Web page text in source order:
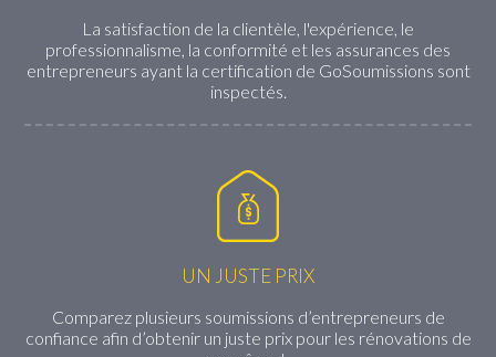
La satisfaction de la clientèle, l'expérience, le
professionnalisme, la conformité et les assurances des
entrepreneurs ayant la certification de GoSoumissions sont
inspectés.
UN JUSTE PRIX
Comparez plusieurs soumissions d’entrepreneurs de
confiance afin d’obtenir un juste prix pour les rénovations de